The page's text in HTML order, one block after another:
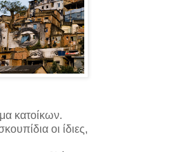
κατοίκων.
οι ίδιες,